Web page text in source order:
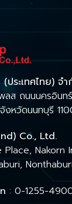
ระเทศไทย) จำ
ลส ถนนนครอินท
งหวัดนนทบุรี
Co., Ltd.
Nakorn
: 0-1255-